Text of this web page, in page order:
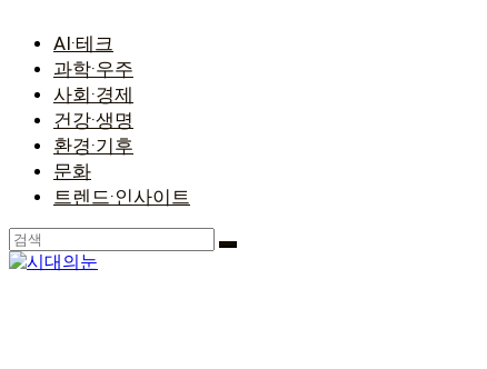
AI·테크
과학·우주
사회·경제
건강·생명
환경·기후
문화
트렌드·인사이트